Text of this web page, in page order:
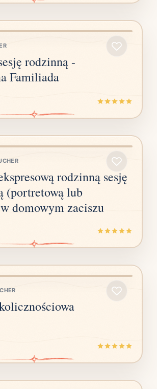
rodzinną -
Familiada
rodzinną sesję
(portretową lub
domowym zaciszu